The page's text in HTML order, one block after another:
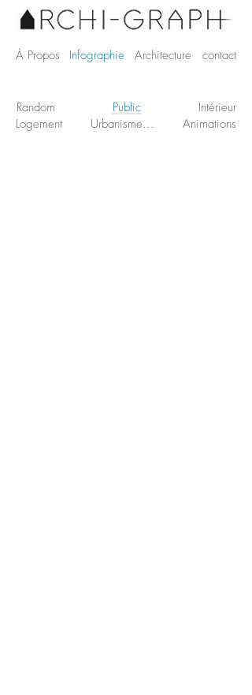
À Propos Infographie Architecture contact
Random
Logement
Public
Urbanisme...
Intérieur
Animations